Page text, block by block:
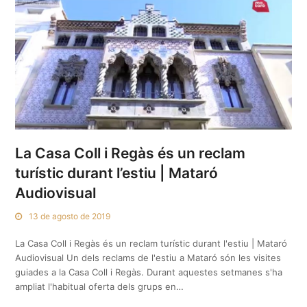
La Casa Coll i Regàs és un reclam
turístic durant l’estiu | Mataró
Audiovisual
13 de agosto de 2019
La Casa Coll i Regàs és un reclam turístic durant l'estiu | Mataró
Audiovisual Un dels reclams de l'estiu a Mataró són les visites
guiades a la Casa Coll i Regàs. Durant aquestes setmanes s'ha
ampliat l'habitual oferta dels grups en…